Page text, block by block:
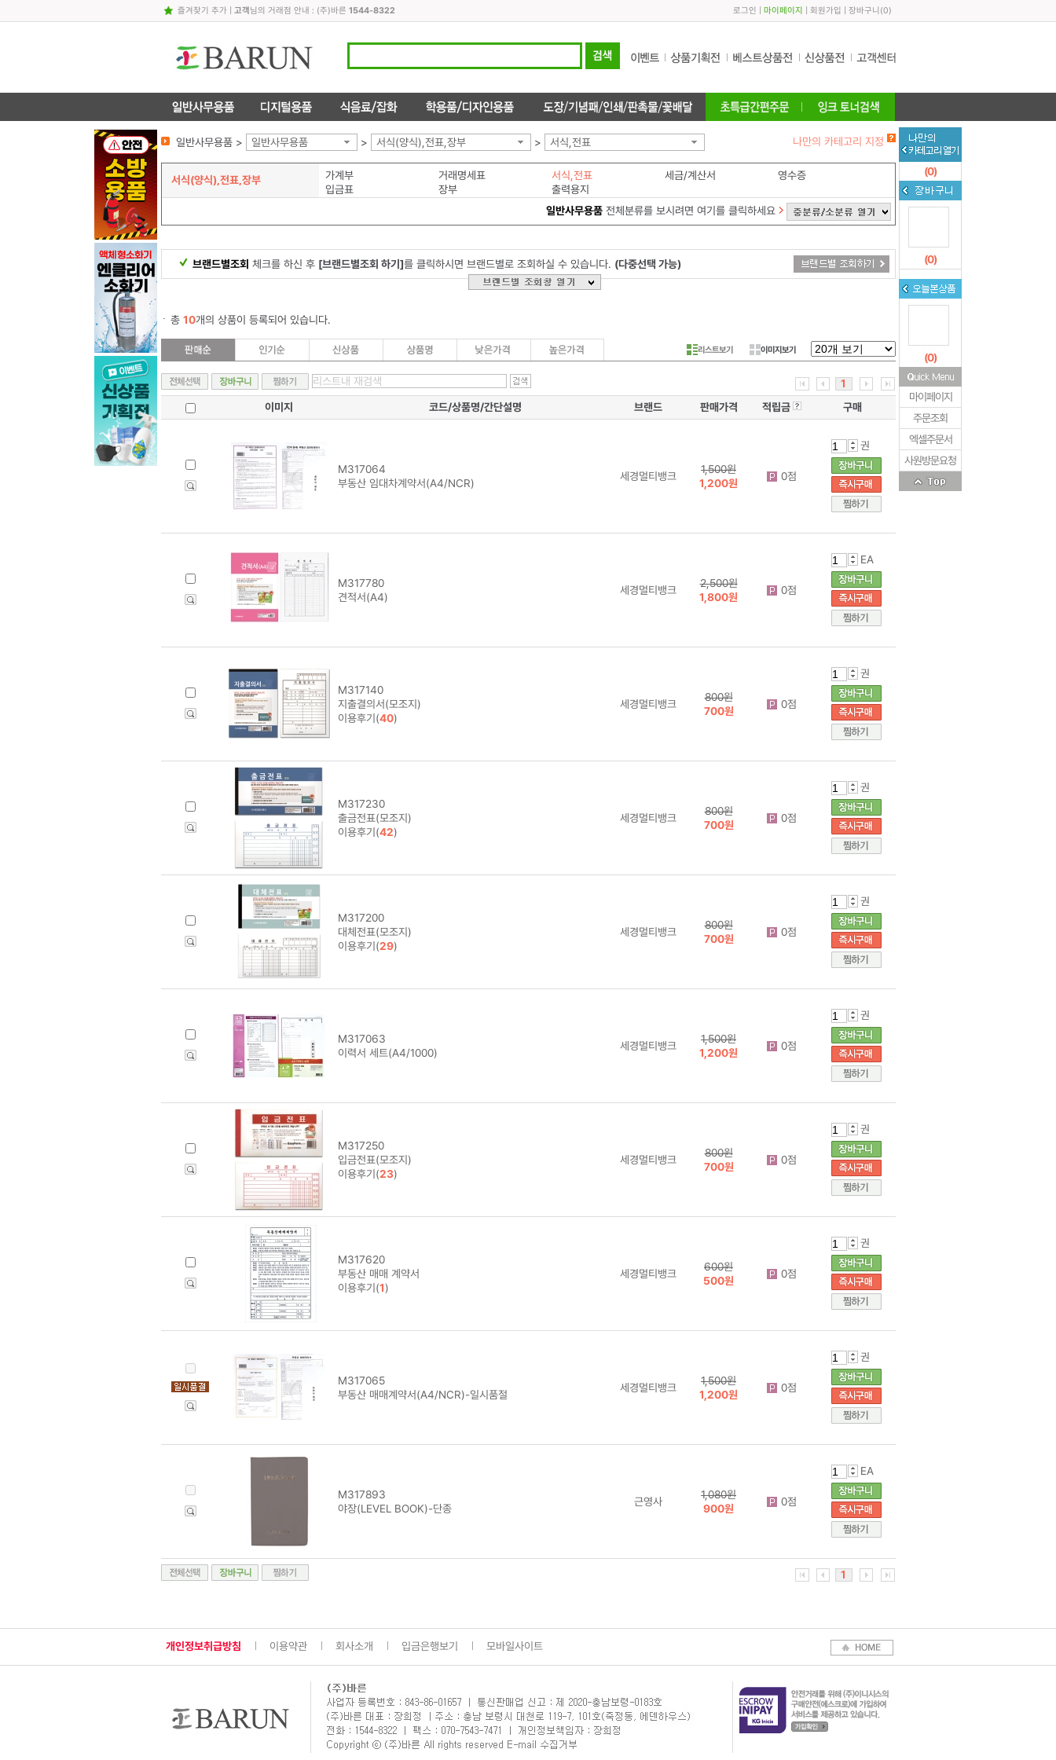
즐겨찾기 추가| 고객님의 거래점 안내 : (주)바른 1544-8322 로그인 마이페이지 회원가입 장바구니 (0)
일반사무용품 > 일반사무용품 > 서식(양식),전표,장부 > 서식,전표 나만의 카테고리 지정
서식(양식),전표,장부 가계부 거래명세표 서식,전표 세금/계산서
영수증
입금표
장부
출력용지
일반사무용품전체분류를 보시려면 여기를 클릭하세요
브랜드별조회 체크를 하신 후 [브랜드별조회 하기]를 클릭하시면 브랜드별로 조회하실 수 있습니다. (다중선택 가능)
총 10개의 상품이 등록되어 있습니다.
리스트보기 이미지보기
1
이미지
코드/상품명/간단설명 브랜드 판매가격 적립금 구매
M317064
부동산 임대차계약서(A4/NCR)
세경멀티뱅크
1,500원
1,200원
0점
권
M317780
견적서(A4)
세경멀티뱅크
2,500원
1,800원
0점
EA
M317140
지출결의서(모조지)
이용후기(40)
세경멀티뱅크
800원
700원
0점
권
M317230
출금전표(모조지)
이용후기(42)
세경멀티뱅크
800원
700원
0점
권
M317200
대체전표(모조지)
이용후기(29)
세경멀티뱅크
800원
700원
0점
권
M317063
이력서 세트(A4/1000)
세경멀티뱅크
1,500원
1,200원
0점
권
M317250
입금전표(모조지)
이용후기(23)
세경멀티뱅크
800원
700원
0점
권
M317620
부동산 매매 계약서
이용후기(1)
세경멀티뱅크
600원
500원
0점
권
M317065
부동산 매매계약서(A4/NCR)-일시품절
세경멀티뱅크
1,500원
1,200원
0점
권
M317893
야장(LEVEL BOOK)-단종
근영사
1,080원
900원
0점
EA
1
(0)
(0)
(0)
마이페이지
주문조회
엑셀주문서
사원방문요청
개인정보취급방침 이용약관 회사소개 입금은행보기 모바일사이트